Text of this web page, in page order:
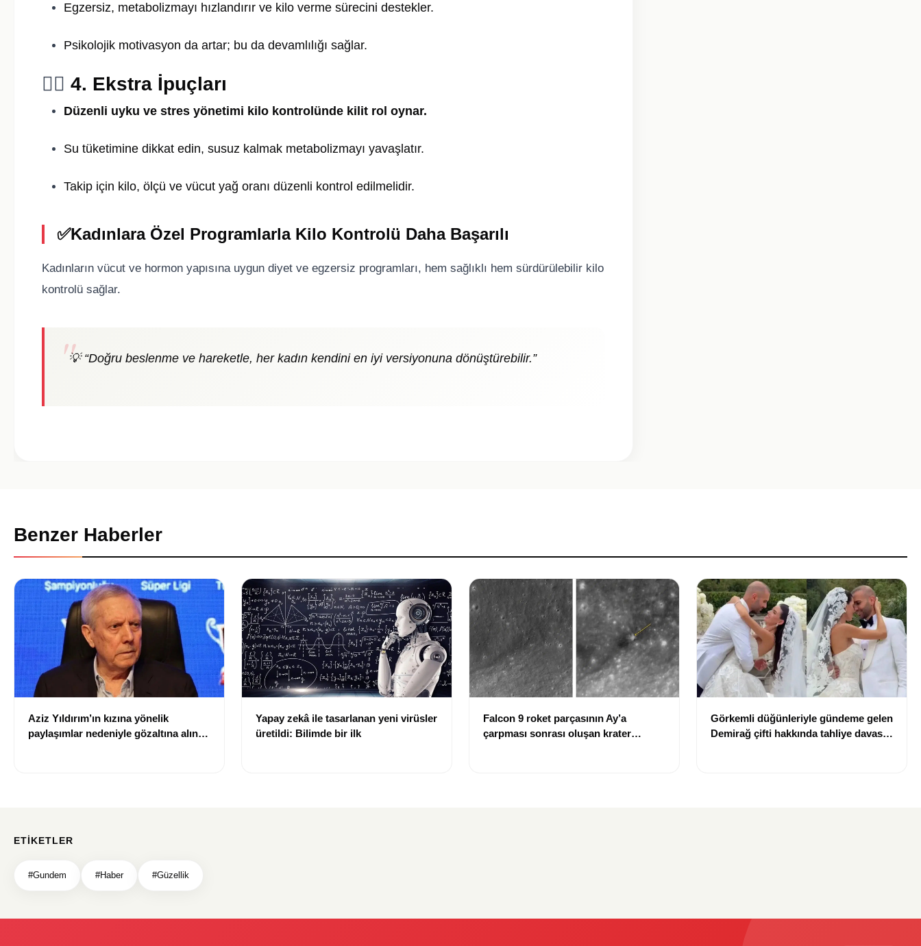
Egzersiz, metabolizmayı hızlandırır ve kilo verme sürecini destekler.
Psikolojik motivasyon da artar; bu da devamlılığı sağlar.
🧘‍♀️ 4. Ekstra İpuçları
Düzenli uyku ve stres yönetimi kilo kontrolünde kilit rol oynar.
Su tüketimine dikkat edin, susuz kalmak metabolizmayı yavaşlatır.
Takip için kilo, ölçü ve vücut yağ oranı düzenli kontrol edilmelidir.
✅Kadınlara Özel Programlarla Kilo Kontrolü Daha Başarılı
Kadınların vücut ve hormon yapısına uygun diyet ve egzersiz programları, hem sağlıklı hem sürdürülebilir kilo
kontrolü sağlar.
💡 “Doğru beslenme ve hareketle, her kadın kendini en iyi versiyonuna dönüştürebilir.”
Benzer Haberler
Aziz Yıldırım’ın kızına yönelik
paylaşımlar nedeniyle gözaltına alınan
Yapay zekâ ile tasarlanan yeni virüsler
üretildi: Bilimde bir ilk
Falcon 9 roket parçasının Ay’a
çarpması sonrası oluşan krater
Görkemli düğünleriyle gündeme gelen
Demirağ çifti hakkında tahliye davası
ETIKETLER
#Gundem #Haber #Güzellik